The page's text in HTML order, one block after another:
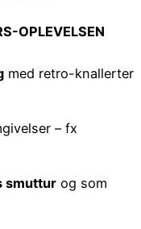
OPLEVELSEN
med retro-knallerter
– fx
smuttur og som